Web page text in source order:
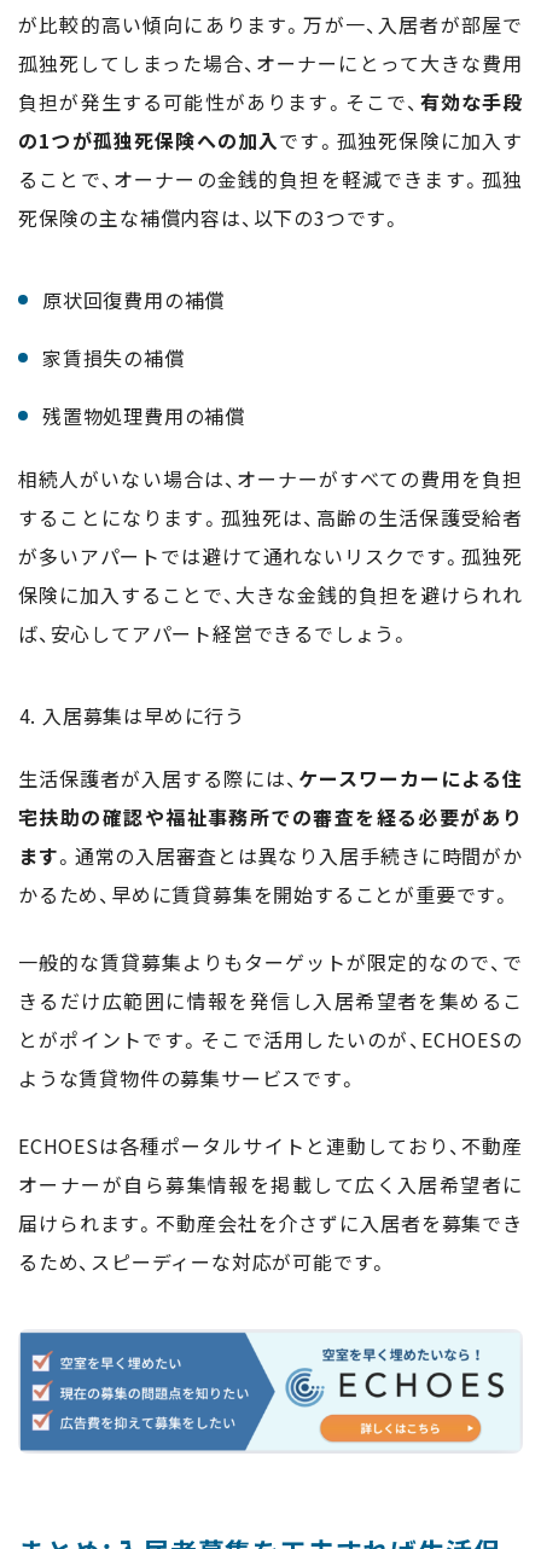
が比較的高い傾向にあります。万が一、入居者が部屋で
孤独死してしまった場合、オーナーにとって大きな費用
負担が発生する可能性があります。そこで、 有効な手段
の1つが孤独死保険への加入です。孤独死保険に加入す
ることで、オーナーの金銭的負担を軽減できます。孤独
死保険の主な補償内容は、以下の3つです。
原状回復費用の補償
家賃損失の補償
残置物処理費用の補償
相続人がいない場合は、オーナーがすべての費用を負担
することになります。孤独死は、高齢の生活保護受給者
が多いアパートでは避けて通れないリスクです。孤独死
保険に加入することで、大きな金銭的負担を避けられれ
ば、安心してアパート経営できるでしょう。
入居募集は早めに行う
生活保護者が入居する際には、 ケースワーカーによる住
宅扶助の確認や福祉事務所での審査を経る必要があり
ます。通常の入居審査とは異なり入居手続きに時間がか
かるため、早めに賃貸募集を開始することが重要です。
一般的な賃貸募集よりもターゲットが限定的なので、で
きるだけ広範囲に情報を発信し入居希望者を集めるこ
とがポイントです。そこで活用したいのが、ECHOESの
ような賃貸物件の募集サービスです。
ECHOESは各種ポータルサイトと連動しており、不動産
オーナーが自ら募集情報を掲載して広く入居希望者に
届けられます。不動産会社を介さずに入居者を募集でき
るため、スピーディーな対応が可能です。